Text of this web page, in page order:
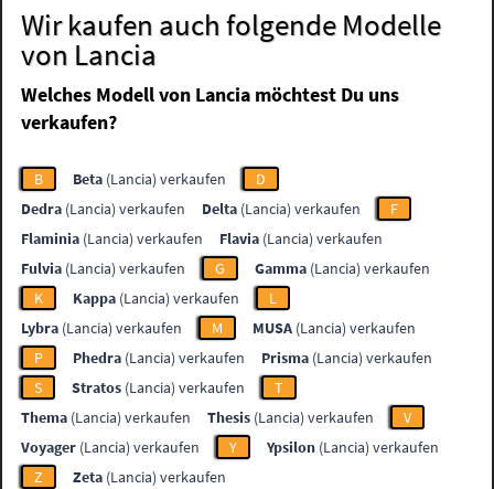
Wir kaufen auch folgende Modelle
von Lancia
Welches Modell von Lancia möchtest Du uns
verkaufen?
B Beta (Lancia) verkaufen
D
Dedra (Lancia) verkaufen Delta (Lancia) verkaufen
F
Flaminia (Lancia) verkaufen Flavia (Lancia) verkaufen
Fulvia (Lancia) verkaufen G Gamma (Lancia) verkaufen
K
Kappa (Lancia) verkaufen
L
Lybra (Lancia) verkaufen M MUSA (Lancia) verkaufen
P
Phedra (Lancia) verkaufen Prisma (Lancia) verkaufen
S
Stratos (Lancia) verkaufen
T
Thema (Lancia) verkaufen Thesis (Lancia) verkaufen
V
Voyager (Lancia) verkaufen Y Ypsilon (Lancia) verkaufen
Z
Zeta (Lancia) verkaufen